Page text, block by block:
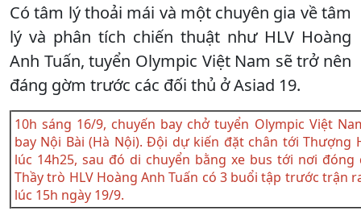
Có tâm lý thoải mái và một chuyên gia về tâm
lý và phân tích chiến thuật như HLV Hoàng
Anh Tuấn, tuyển Olympic Việt Nam sẽ trở nên
đáng gờm trước các đối thủ ở Asiad 19.
10h sáng 16/9, chuyến bay chở tuyển Olympic Việt
bay Nội Bài (Hà Nội). Đội dự kiến đặt chân tới Thượng
lúc 14h25, sau đó di chuyển bằng xe bus tới nơi đóng
Thầy trò HLV Hoàng Anh Tuấn có 3 buổi tập trước trận
lúc 15h ngày 19/9.